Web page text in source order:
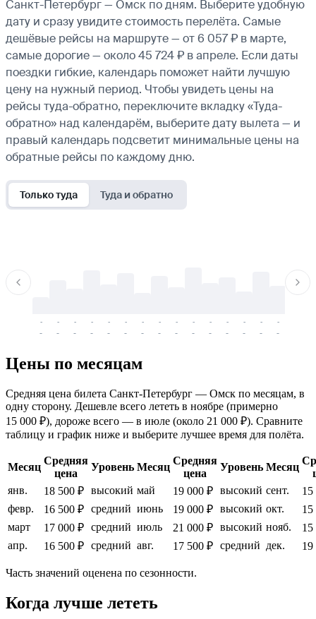
Санкт-Петербург — Омск по дням. Выберите удобную
дату и сразу увидите стоимость перелёта. Самые
дешёвые рейсы на маршруте — от 6 057 ₽ в марте,
самые дорогие — около 45 724 ₽ в апреле. Если даты
поездки гибкие, календарь поможет найти лучшую
цену на нужный период. Чтобы увидеть цены на
рейсы туда-обратно, переключите вкладку «Туда-
обратно» над календарём, выберите дату вылета — и
правый календарь подсветит минимальные цены на
обратные рейсы по каждому дню.
Только туда Туда и обратно
-
-
-
-
-
-
-
-
-
-
-
-
-
-
-
-
-
-
-
-
-
-
-
-
-
-
-
-
-
-
Цены по месяцам
Средняя цена билета Санкт-Петербург — Омск по месяцам, в
одну сторону. Дешевле всего лететь в ноябре (примерно
15 000 ₽), дороже всего — в июле (около 21 000 ₽). Сравните
таблицу и график ниже и выберите лучшее время для полёта.
Месяц
Средняя
цена
Уровень Месяц
Средняя
цена
Уровень Месяц
янв.
18 500 ₽ высокий май 19 000 ₽ высокий сент.
15
февр.
16 500 ₽ средний июнь 19 000 ₽ высокий окт.
15
март
17 000 ₽ средний июль 21 000 ₽ высокий нояб.
15
апр.
16 500 ₽ средний авг. 17 500 ₽ средний дек. 19
Часть значений оценена по сезонности.
Когда лучше лететь